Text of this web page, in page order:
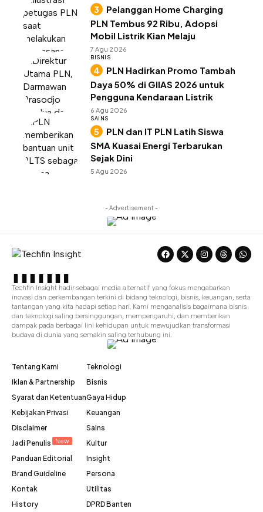
Pelanggan Home Charging
PLN Tembus 92 Ribu, Adopsi
Mobil Listrik Kian Melaju
7 Agu 2026
BISNIS
PLN Hadirkan Promo Tambah
Daya 50% di GIIAS 2026 untuk
Pengguna Kendaraan Listrik
6 Agu 2026
SAINS
PLN dan IT PLN Latih Siswa
SMA Kuasai Energi Terbarukan
Sejak Dini
5 Agu 2026
- Advertisement -
Techfin Insight hadir sebagai media alternatif yang fokus mengabarkan
inovasi dan perkembangan terkini di bidang teknologi, bisnis, keuangan, serta
tantangan yang kita hadapi setiap hari. Kami menganalisis bagaimana bisnis
dan teknologi saling bersinggungan, mempengaruhi, dan memberikan
dampak pada berbagai lini kehidupan untuk mewujudkan transformasi
budaya di dunia yang semakin saling terhubung ini.
Tentang Kami
Iklan & Partnership
Syarat dan Ketentuan
Kebijakan Privasi
Disclaimer
Jadi Penulis
New
Panduan Editorial
Brand Guideline
Kontak
History
Teknologi
Bisnis
Gaya Hidup
Keuangan
Sains
Kultur
Insight
Persona
Utilitas
DPRD Banten